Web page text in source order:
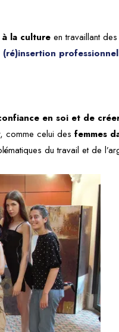
la culture en travaillant des
en soi et de
comme celui des femmes
du travail et de